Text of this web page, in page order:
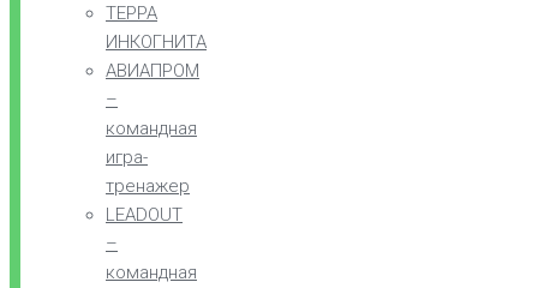
ТЕРРА
ИНКОГНИТА
АВИАПРОМ
–
командная
игра-
тренажер
LEADOUT
–
командная